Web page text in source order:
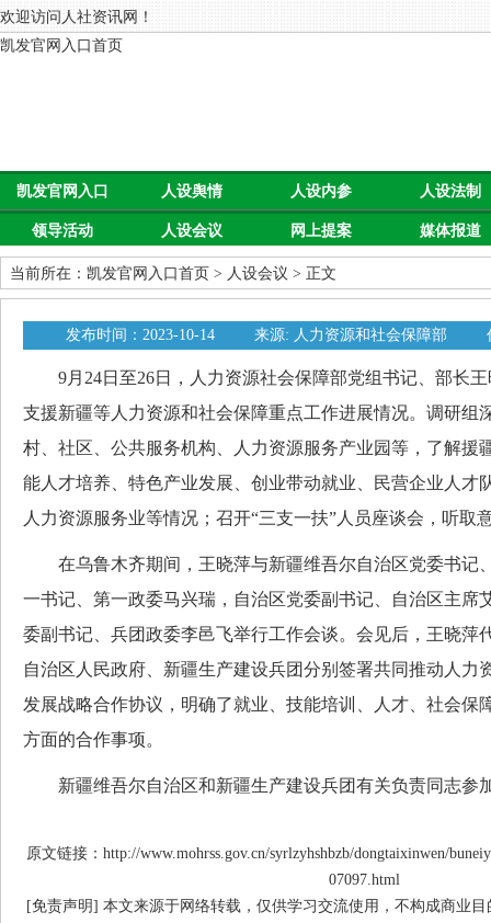
欢迎访问人社资讯网！
凯发官网入口首页
凯发官网入口
首页
人设舆情 人设内参 人设法制
领导活动 人设会议 网上提案 媒体报道
当前所在： 凯发官网入口首页 > 人设会议 > 正文
发布时间：2023-10-14 来源: 人力资源和社会保障部
9月24日至26日，人力资源社会保障部党组书记、部长王
支援新疆等人力资源和社会保障重点工作进展情况。调研组
村、社区、公共服务机构、人力资源服务产业园等，了解援
能人才培养、特色产业发展、创业带动就业、民营企业人才
人力资源服务业等情况；召开“三支一扶”人员座谈会，听取
在乌鲁木齐期间，王晓萍与新疆维吾尔自治区党委书记
一书记、第一政委马兴瑞，自治区党委副书记、自治区主席
委副书记、兵团政委李邑飞举行工作会谈。会见后，王晓萍
自治区人民政府、新疆生产建设兵团分别签署共同推动人力
发展战略合作协议，明确了就业、技能培训、人才、社会保
方面的合作事项。
新疆维吾尔自治区和新疆生产建设兵团有关负责同志参
原文链接：http://www.mohrss.gov.cn/syrlzyhshbzb/dongtaixinwen/
07097.html
[免责声明] 本文来源于网络转载，仅供学习交流使用，不构成商业